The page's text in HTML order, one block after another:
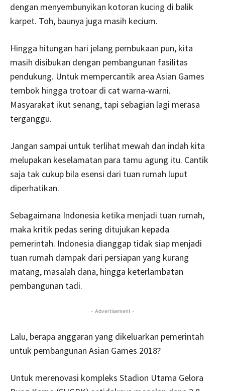
dengan menyembunyikan kotoran kucing di balik
karpet. Toh, baunya juga masih kecium.
Hingga hitungan hari jelang pembukaan pun, kita
masih disibukan dengan pembangunan fasilitas
pendukung. Untuk mempercantik area Asian Games
tembok hingga trotoar di cat warna-warni.
Masyarakat ikut senang, tapi sebagian lagi merasa
terganggu.
Jangan sampai untuk terlihat mewah dan indah kita
melupakan keselamatan para tamu agung itu. Cantik
saja tak cukup bila esensi dari tuan rumah luput
diperhatikan.
Sebagaimana Indonesia ketika menjadi tuan rumah,
maka kritik pedas sering ditujukan kepada
pemerintah. Indonesia dianggap tidak siap menjadi
tuan rumah dampak dari persiapan yang kurang
matang, masalah dana, hingga keterlambatan
pembangunan tadi.
- Advertisement -
Lalu, berapa anggaran yang dikeluarkan pemerintah
untuk pembangunan Asian Games 2018?
Untuk merenovasi kompleks Stadion Utama Gelora